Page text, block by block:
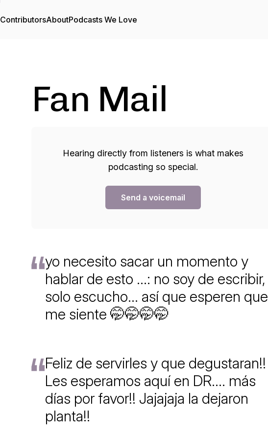
ContributorsAboutPodcasts We Love
Fan Mail
Hearing directly from listeners is what makes
podcasting so special.
Send a voicemail
yo necesito sacar un momento y
hablar de esto ...: no soy de escribir,
solo escucho... así que esperen que
me siente 🤭🤭🤭🤭
Feliz de servirles y que degustaran!!
Les esperamos aquí en DR.... más
días por favor!! Jajajaja la dejaron
planta!!